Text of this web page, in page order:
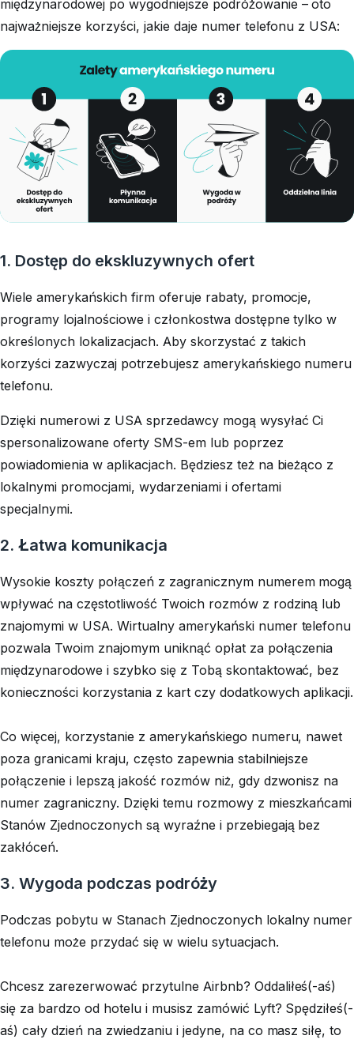
międzynarodowej po wygodniejsze podróżowanie – oto
najważniejsze korzyści, jakie daje numer telefonu z USA:
1. Dostęp do ekskluzywnych ofert
Wiele amerykańskich firm oferuje rabaty, promocje,
programy lojalnościowe i członkostwa dostępne tylko w
określonych lokalizacjach. Aby skorzystać z takich
korzyści zazwyczaj potrzebujesz amerykańskiego numeru
telefonu.
Dzięki numerowi z USA sprzedawcy mogą wysyłać Ci
spersonalizowane oferty SMS-em lub poprzez
powiadomienia w aplikacjach. Będziesz też na bieżąco z
lokalnymi promocjami, wydarzeniami i ofertami
specjalnymi.
2. Łatwa komunikacja
Wysokie koszty połączeń z zagranicznym numerem mogą
wpływać na częstotliwość Twoich rozmów z rodziną lub
znajomymi w USA. Wirtualny amerykański numer telefonu
pozwala Twoim znajomym uniknąć opłat za połączenia
międzynarodowe i szybko się z Tobą skontaktować, bez
konieczności korzystania z kart czy dodatkowych aplikacji.
Co więcej, korzystanie z amerykańskiego numeru, nawet
poza granicami kraju, często zapewnia stabilniejsze
połączenie i lepszą jakość rozmów niż, gdy dzwonisz na
numer zagraniczny. Dzięki temu rozmowy z mieszkańcami
Stanów Zjednoczonych są wyraźne i przebiegają bez
zakłóceń.
3. Wygoda podczas podróży
Podczas pobytu w Stanach Zjednoczonych lokalny numer
telefonu może przydać się w wielu sytuacjach.
Chcesz zarezerwować przytulne Airbnb? Oddaliłeś(-aś)
się za bardzo od hotelu i musisz zamówić Lyft? Spędziłeś(-
aś) cały dzień na zwiedzaniu i jedyne, na co masz siłę, to